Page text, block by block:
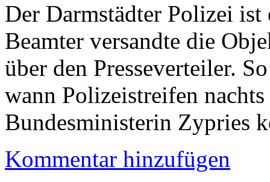
Der Darmstädter Polizei
Beamter versandte die
über den Presseverteiler.
wann Polizeistreifen
Bundesministerin Zypries
Kommentar hinzufügen